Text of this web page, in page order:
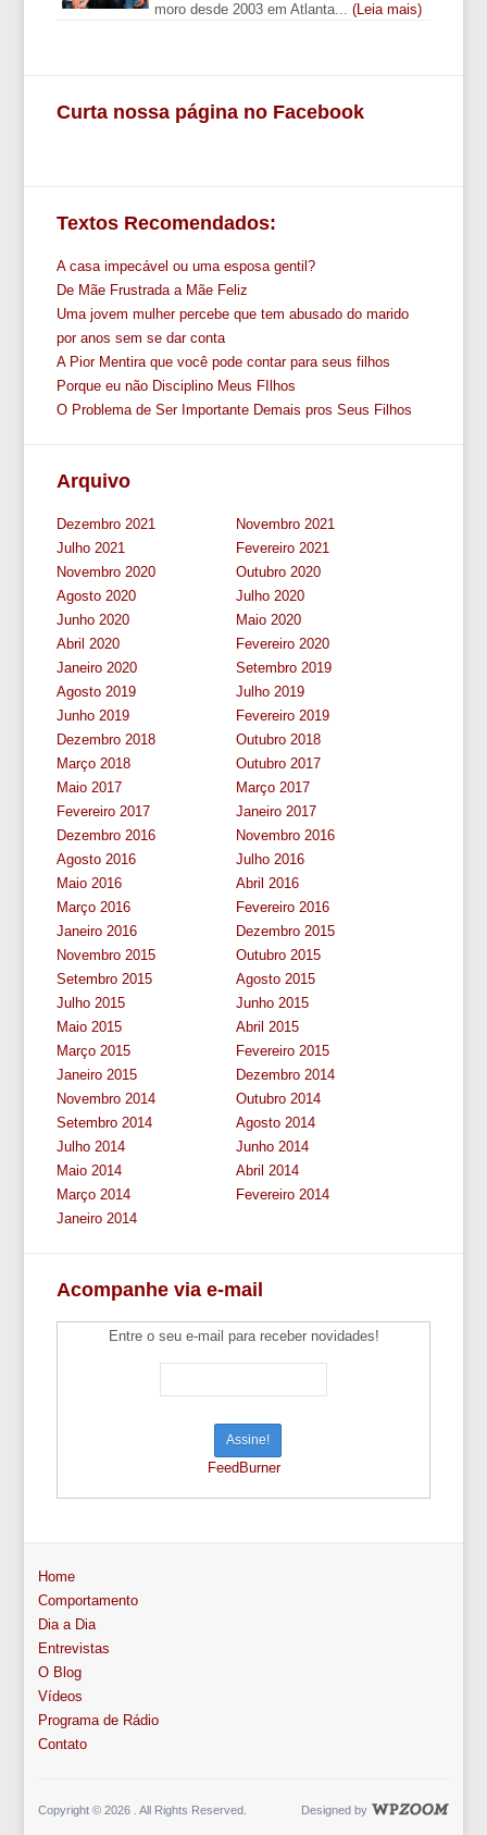
moro desde 2003 em Atlanta...(Leia mais)
Curta nossa página no Facebook
Textos Recomendados:
A casa impecável ou uma esposa gentil?
De Mãe Frustrada a Mãe Feliz
Uma jovem mulher percebe que tem abusado do marido
por anos sem se dar conta
A Pior Mentira que você pode contar para seus filhos
Porque eu não Disciplino Meus FIlhos
O Problema de Ser Importante Demais pros Seus Filhos
Arquivo
Dezembro 2021
Novembro 2021
Julho 2021
Fevereiro 2021
Novembro 2020
Outubro 2020
Agosto 2020
Julho 2020
Junho 2020
Maio 2020
Abril 2020
Fevereiro 2020
Janeiro 2020
Setembro 2019
Agosto 2019
Julho 2019
Junho 2019
Fevereiro 2019
Dezembro 2018
Outubro 2018
Março 2018
Outubro 2017
Maio 2017
Março 2017
Fevereiro 2017
Janeiro 2017
Dezembro 2016
Novembro 2016
Agosto 2016
Julho 2016
Maio 2016
Abril 2016
Março 2016
Fevereiro 2016
Janeiro 2016
Dezembro 2015
Novembro 2015
Outubro 2015
Setembro 2015
Agosto 2015
Julho 2015
Junho 2015
Maio 2015
Abril 2015
Março 2015
Fevereiro 2015
Janeiro 2015
Dezembro 2014
Novembro 2014
Outubro 2014
Setembro 2014
Agosto 2014
Julho 2014
Junho 2014
Maio 2014
Abril 2014
Março 2014
Fevereiro 2014
Janeiro 2014
Acompanhe via e-mail
Entre o seu e-mail para receber novidades!
FeedBurner
Home
Comportamento
Dia a Dia
Entrevistas
O Blog
Vídeos
Programa de Rádio
Contato
Copyright © 2026 . All Rights Reserved. Designed by